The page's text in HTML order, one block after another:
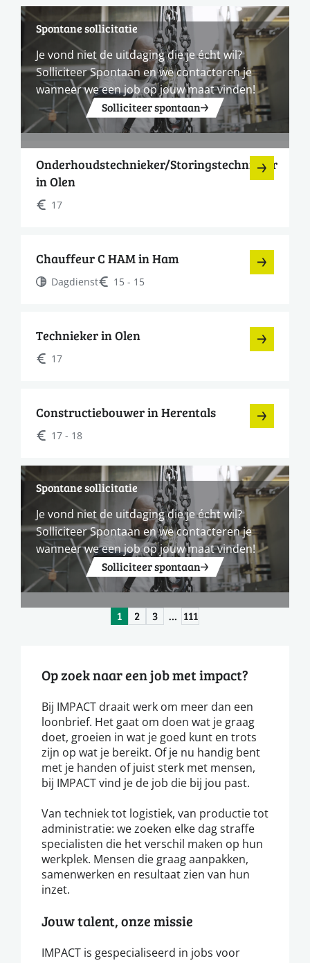
Spontane sollicitatie
Je vond niet de uitdaging die je écht wil?
Solliciteer Spontaan en we contacteren je
wanneer we een job op jouw maat vinden!
Solliciteer spontaan
Onderhoudstechnieker/Storingstechnieker
in Olen
17
Chauffeur C HAM in Ham
Dagdienst 15 - 15
Technieker in Olen
17
Constructiebouwer in Herentals
17 - 18
Spontane sollicitatie
Je vond niet de uitdaging die je écht wil?
Solliciteer Spontaan en we contacteren je
wanneer we een job op jouw maat vinden!
Solliciteer spontaan
1 2 3 … 111
Op zoek naar een job met impact?
Bij IMPACT draait werk om meer dan een
loonbrief. Het gaat om doen wat je graag
doet, groeien in wat je goed kunt en trots
zijn op wat je bereikt. Of je nu handig bent
met je handen of juist sterk met mensen,
bij IMPACT vind je de job die bij jou past.
Van techniek tot logistiek, van productie tot
administratie: we zoeken elke dag straffe
specialisten die het verschil maken op hun
werkplek. Mensen die graag aanpakken,
samenwerken en resultaat zien van hun
inzet.
Jouw talent, onze missie
IMPACT is gespecialiseerd in jobs voor